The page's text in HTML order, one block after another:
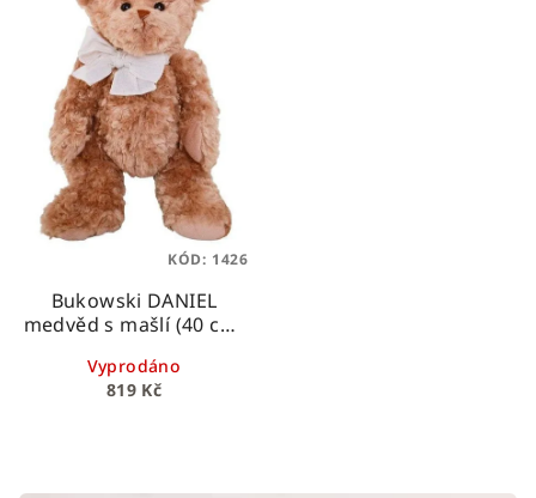
Bukowski DANIEL
medvěd s mašlí (40 cm)
819 Kč
Vyprodáno
KÓD: 1426